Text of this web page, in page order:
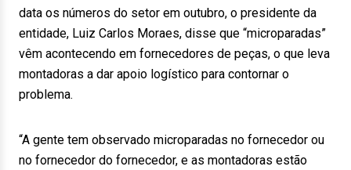
data os números do setor em outubro, o presidente da
entidade, Luiz Carlos Moraes, disse que “microparadas”
vêm acontecendo em fornecedores de peças, o que leva
montadoras a dar apoio logístico para contornar o
problema.
“A gente tem observado microparadas no fornecedor ou
no fornecedor do fornecedor, e as montadoras estão